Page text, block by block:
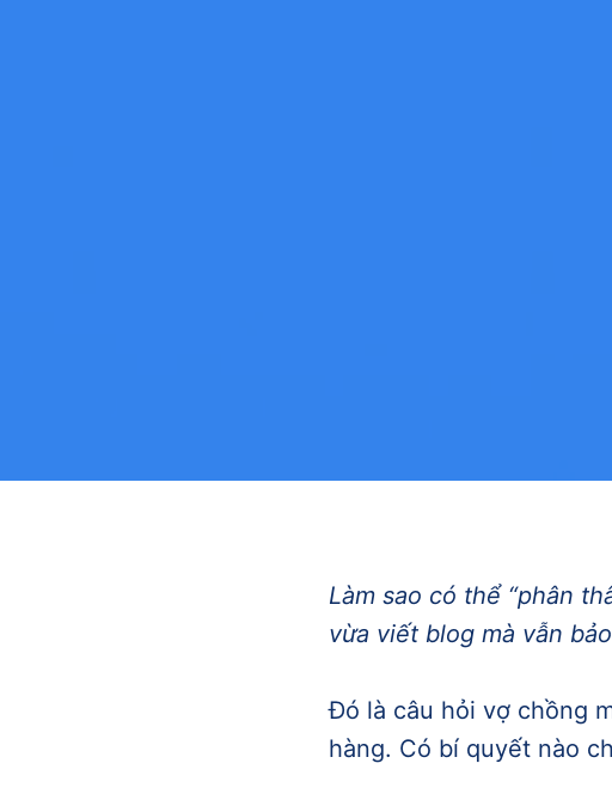
Làm sao có thể “phân
vừa viết blog mà vẫn
Đó là câu hỏi vợ chồng
hàng. Có bí quyết nào